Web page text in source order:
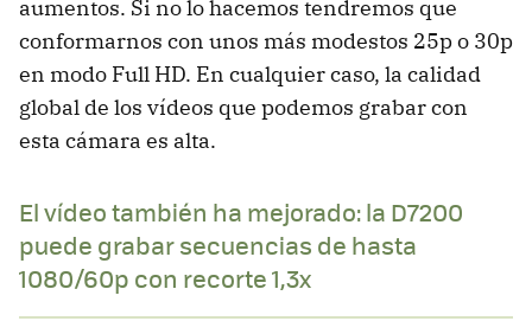
aumentos. Si no lo hacemos tendremos que
conformarnos con unos más modestos 25p o 30p
en modo Full HD. En cualquier caso, la calidad
global de los vídeos que podemos grabar con
esta cámara es alta.
El vídeo también ha mejorado: la D7200
puede grabar secuencias de hasta
1080/60p con recorte 1,3x